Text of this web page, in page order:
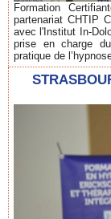
Formation
partenariat CHTIP
avec l'Institut In-
prise en charge
pratique de